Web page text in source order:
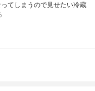
てしまうので見せたい冷蔵